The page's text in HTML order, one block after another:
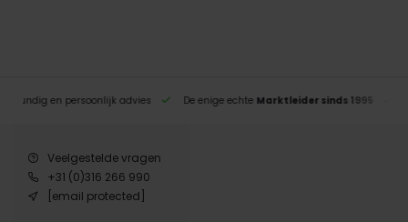
en persoonlijk advies De enige echte Marktleider sinds 1995
Veelgestelde vragen
+31 (0)316 266 990
[email protected]